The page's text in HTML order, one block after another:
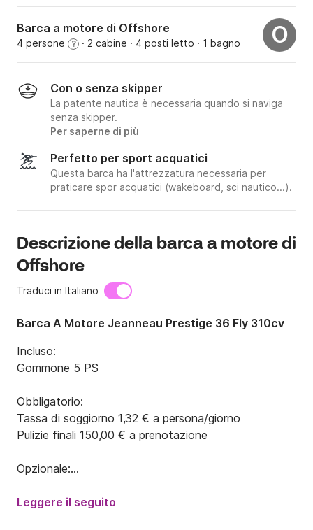
Barca a motore di Offshore
4 persone ? · 2 cabine · 4 posti letto · 1 bagno O
Con o senza skipper
La patente nautica è necessaria quando si naviga
senza skipper.
Per saperne di più
Perfetto per sport acquatici
Questa barca ha l'attrezzatura necessaria per
praticare spor acquatici (wakeboard, sci nautico...).
Descrizione della barca a motore di
Offshore
Traduci in Italiano
Barca A Motore Jeanneau Prestige 36 Fly 310cv
Incluso:
Gommone 5 PS
Obbligatorio:
Tassa di soggiorno 1,32 € a persona/giorno
Pulizie finali 150,00 € a prenotazione
Opzionale:
Asciugamano 3,00 € a persona
Leggere il seguito